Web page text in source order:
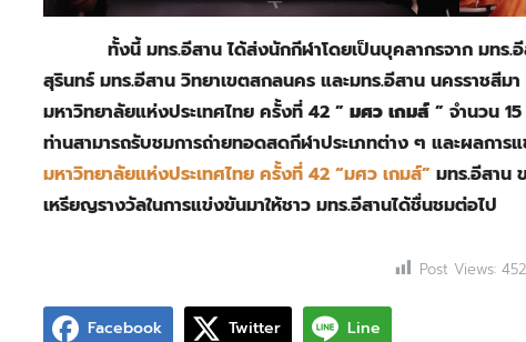
ทั้งนี้ มทร.อีสาน ได้ส่งนักกีฬาโดยเป็นบุคลากรจาก มทร.
สุรินทร์ มทร.อีสาน วิทยาเขตสกลนคร และมทร.อีสาน นครราชสีม
มหาวิทยาลัยแห่งประเทศไทย ครั้งที่ 42 ” มศว เกมส์ ” จำนวน
ท่านสามารถรับชมการถ่ายทอดสดกีฬาประเภทต่าง ๆ และผลการ
มหาวิทยาลัยแห่งประเทศไทย ครั้งที่ 42 “มศว เกมส์” มทร.อีสาน
เหรียญรางวัลในการแข่งขันมาให้ชาว มทร.อีสานได้ชื่นชมต่อไป
Post Views: 452
Facebook Twitter Line